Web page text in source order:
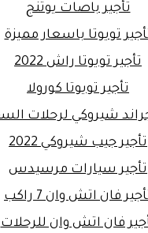
تأجير باصات يوتنج
تويوتا باسعار مميزة
تأجير تويوتا راش 2022
تأجير تويوتا كورولا
شيروكي لرحلات
تأجير جيب شيروكي 2022
تأجير سيارات مرسيدس
فان اتش وان 7 راكب
فان اتش وان للرحلات